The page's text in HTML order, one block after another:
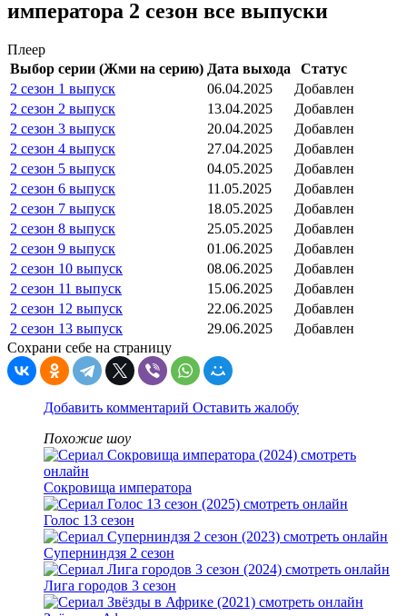
императора 2 сезон все выпуски
Плеер
Выбор серии (Жми на серию) Дата выхода
Статус
2 сезон 1 выпуск
06.04.2025
Добавлен
2 сезон 2 выпуск
13.04.2025
Добавлен
2 сезон 3 выпуск
20.04.2025
Добавлен
2 сезон 4 выпуск
27.04.2025
Добавлен
2 сезон 5 выпуск
04.05.2025
Добавлен
2 сезон 6 выпуск
11.05.2025
Добавлен
2 сезон 7 выпуск
18.05.2025
Добавлен
2 сезон 8 выпуск
25.05.2025
Добавлен
2 сезон 9 выпуск
01.06.2025
Добавлен
2 сезон 10 выпуск
08.06.2025
Добавлен
2 сезон 11 выпуск
15.06.2025
Добавлен
2 сезон 12 выпуск
22.06.2025
Добавлен
2 сезон 13 выпуск
29.06.2025
Добавлен
Сохрани себе на страницу
Добавить комментарий Оставить жалобу
Похожие шоу
Сокровища императора
Голос 13 сезон
Суперниндзя 2 сезон
Лига городов 3 сезон